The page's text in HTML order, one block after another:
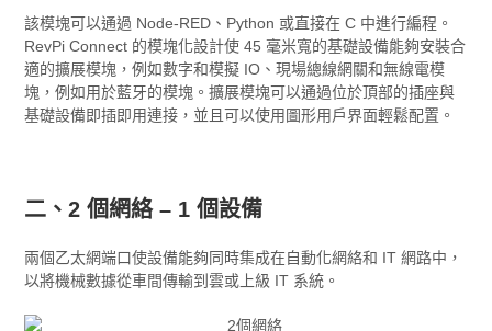
該模塊可以通過 Node-RED、Python 或直接在 C 中進行編程。
RevPi Connect 的模塊化設計使 45 毫米寬的基礎設備能夠安裝合
適的擴展模塊，例如數字和模擬 IO、現場總線網關和無線電模
塊，例如用於藍牙的模塊。擴展模塊可以通過位於頂部的插座與
基礎設備即插即用連接，並且可以使用圖形用戶界面輕鬆配置。
二、2 個網絡 – 1 個設備
兩個乙太網端口使設備能夠同時集成在自動化網絡和 IT 網路中，
以將機械數據從車間傳輸到雲或上級 IT 系統。